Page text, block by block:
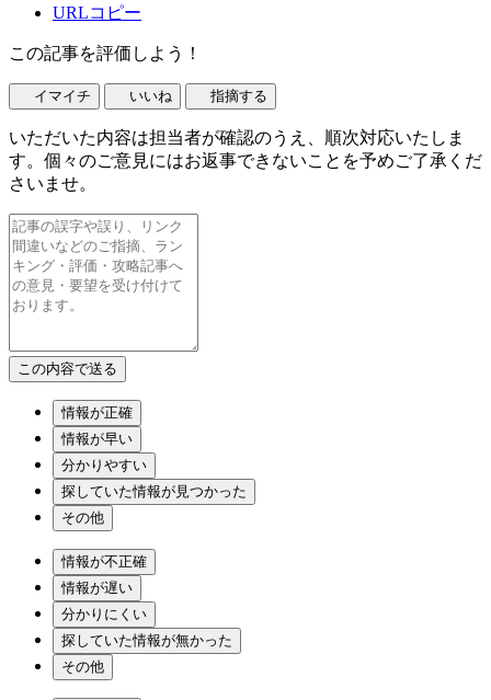
URLコピー
この記事を評価しよう！
イマイチ いいね 指摘する
いただいた内容は担当者が確認のうえ、順次対応いたしま
す。個々のご意見にはお返事できないことを予めご了承くだ
さいませ。
情報が正確
情報が早い
分かりやすい
探していた情報が見つかった
その他
情報が不正確
情報が遅い
分かりにくい
探していた情報が無かった
その他